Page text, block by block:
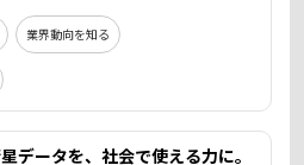
業界動向を知る
データを、社会で使える力に。